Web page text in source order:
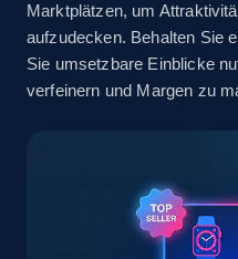
URL, Product id, Title,
Seller reviews,
more.
eBay - Gather data
Marktplätzen, um
aufzudecken. Behalten Sie
Sie umsetzbare Einblicke
verfeinern und Margen zu